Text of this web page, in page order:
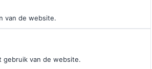
van de website.
gebruik van de website.